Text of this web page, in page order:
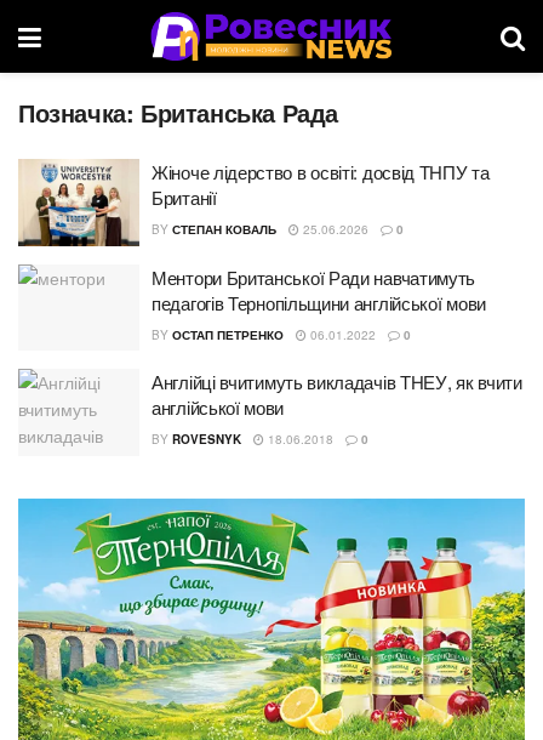
Позначка: Британська Рада
Жіноче лідерство в освіті: досвід ТНПУ та
Британії
BY СТЕПАН КОВАЛЬ 25.06.2026 0
Ментори Британської Ради навчатимуть
педагогів Тернопільщини англійської мови
BY ОСТАП ПЕТРЕНКО 06.01.2022 0
Англійці вчитимуть викладачів ТНЕУ, як вчити
англійської мови
BY ROVESNYK 18.06.2018 0